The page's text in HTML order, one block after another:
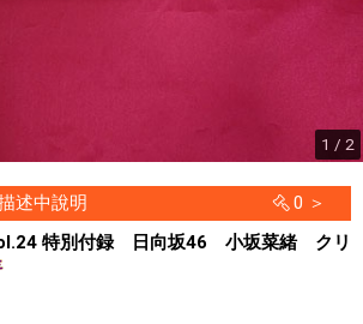
1 / 2
述中說明
0 ＞
特別付録 日向坂46 小坂菜緒 クリ